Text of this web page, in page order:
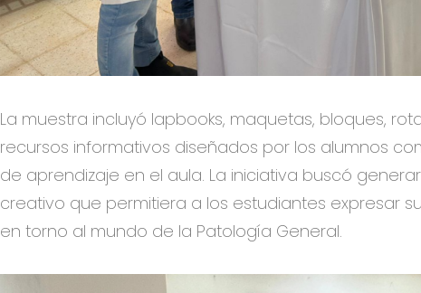
La muestra incluyó lapbooks, maquetas, bloques,
recursos informativos diseñados por los alumnos
de aprendizaje en el aula. La iniciativa buscó
creativo que permitiera a los estudiantes expresar
en torno al mundo de la Patología General.